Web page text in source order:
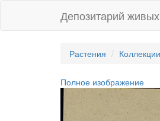
Депозитарий
Растения Коллекции
Полное изображение